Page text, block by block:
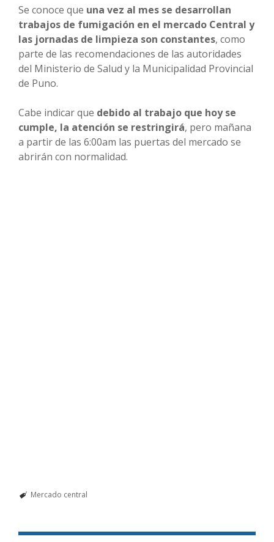
Se conoce que una vez al mes se desarrollan
trabajos de fumigación en el mercado Central y
las jornadas de limpieza son constantes, como
parte de las recomendaciones de las autoridades
del Ministerio de Salud y la Municipalidad Provincial
de Puno.
Cabe indicar que debido al trabajo que hoy se
cumple, la atención se restringirá, pero mañana
a partir de las 6:00am las puertas del mercado se
abrirán con normalidad.
Mercado central